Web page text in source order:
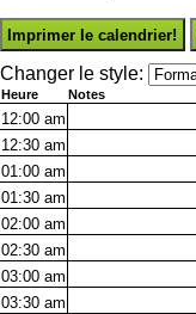
Imprimer le calendrier!
Changer le style:
Heure Notes
12:00 am
12:30 am
01:00 am
01:30 am
02:00 am
02:30 am
03:00 am
03:30 am